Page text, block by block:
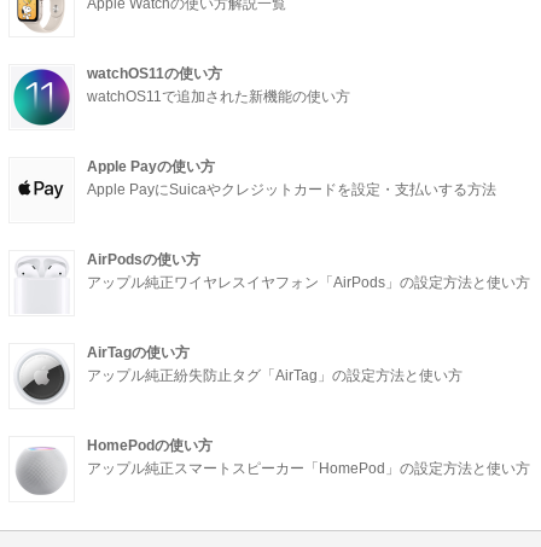
watchOS11の使い方
watchOS11で追加された新機能の使い方
Apple Payの使い方
Apple PayにSuicaやクレジットカードを設定・支払いする方法
AirPodsの使い方
アップル純正ワイヤレスイヤフォン「AirPods」の設定方法と使い方
AirTagの使い方
アップル純正紛失防止タグ「AirTag」の設定方法と使い方
HomePodの使い方
アップル純正スマートスピーカー「HomePod」の設定方法と使い方